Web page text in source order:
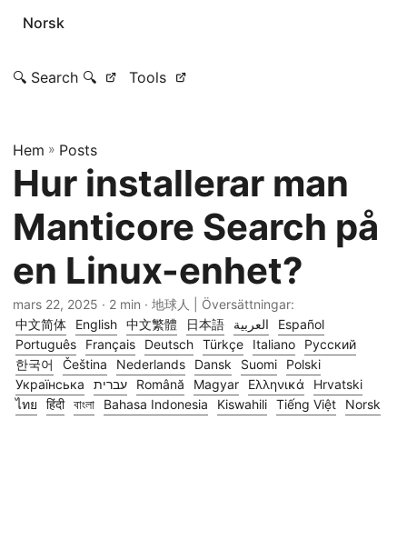
Norsk
🔍 Search 🔍 Tools
Hem » Posts
Hur installerar man
Manticore Search på
en Linux-enhet?
mars 22, 2025 · 2 min · 地球人 | Översättningar:
中文简体
English 中文繁體 日本語 العربية
Español
Português
Français Deutsch Türkçe Italiano
Русский
한국어
Čeština Nederlands Dansk Suomi
Polski
Українська
עברית Română Magyar Ελληνικά
Hrvatski
ไทย
हिंदी বাংলা Bahasa Indonesia Kiswahili Tiếng Việt Norsk